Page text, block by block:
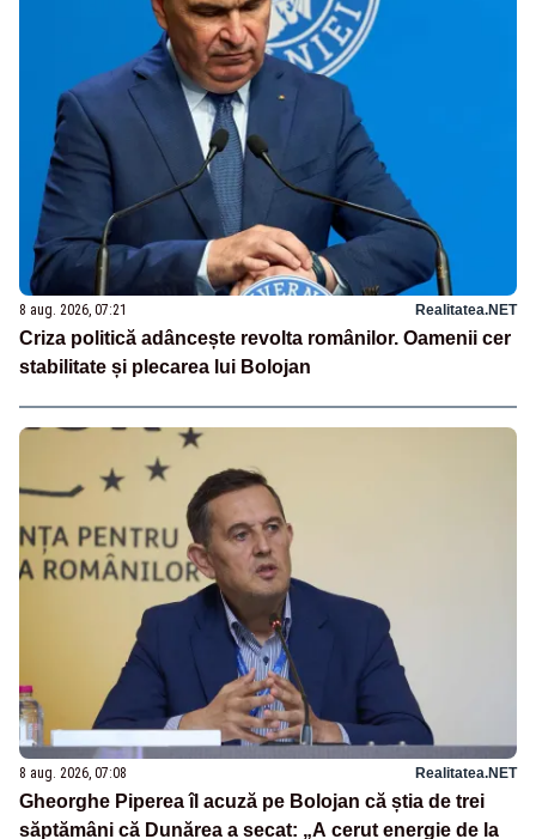
8 aug. 2026, 07:21 Realitatea.NET
Criza politică adâncește revolta românilor. Oamenii cer
stabilitate și plecarea lui Bolojan
8 aug. 2026, 07:08 Realitatea.NET
Gheorghe Piperea îl acuză pe Bolojan că știa de trei
săptămâni că Dunărea a secat: „A cerut energie de la